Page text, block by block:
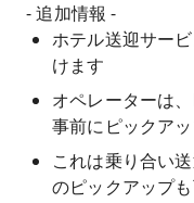
- 追加情報 -
ホテル送迎サー
けます
オペレーターは
事前にピックア
これは乗り合い
のピックアップも